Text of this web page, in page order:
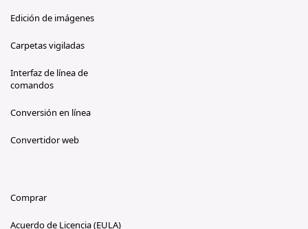
Edición de imágenes
Carpetas vigiladas
Interfaz de línea de
comandos
Conversión en línea
Convertidor web
Comprar
Acuerdo de Licencia (EULA)